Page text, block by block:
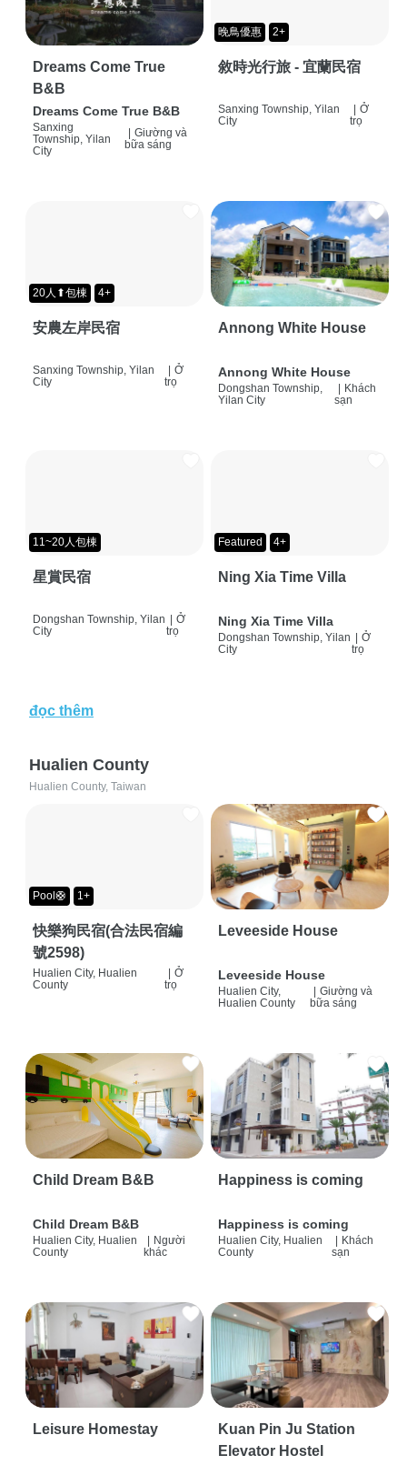
Dreams Come True
B&B
Dreams Come True B&B
Sanxing
Township, Yilan
City
Giường và
bữa sáng
晚鳥優惠 2+
敘時光行旅 - 宜蘭民宿
Sanxing Township, Yilan
City
| Ở
trọ
20人⬆包棟 4+
安農左岸民宿
Sanxing Township, Yilan
City
| Ở
trọ
Annong White House
Annong White House
Dongshan Township,
Yilan City
| Khách
sạn
11~20人包棟
星賞民宿
Dongshan Township, Yilan
City
Ở
trọ
Featured 4+
Ning Xia Time Villa
Ning Xia Time Villa
Dongshan Township, Yilan
City
Ở
trọ
đọc thêm
Hualien County
Hualien County, Taiwan
Pool🛟 1+
快樂狗民宿(合法民宿編
號2598)
Hualien City, Hualien
County
Ở
trọ
Leveeside House
Leveeside House
Hualien City,
Hualien County
Giường và
bữa sáng
Child Dream B&B
Child Dream B&B
Hualien City, Hualien
County
Người
khác
Happiness is coming
Happiness is coming
Hualien City, Hualien
County
Khách
sạn
Leisure Homestay
Kuan Pin Ju Station
Elevator Hostel